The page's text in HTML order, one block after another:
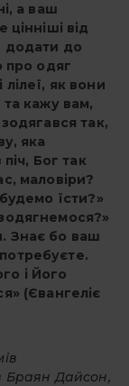
а ваш
від
додати до
про одяг
як вони
кажу вам,
так,
яка
Бог так
маловіри?
їсти?»
Знає бо ваш
і Його
(Євангеліє
Браян Дайсон,